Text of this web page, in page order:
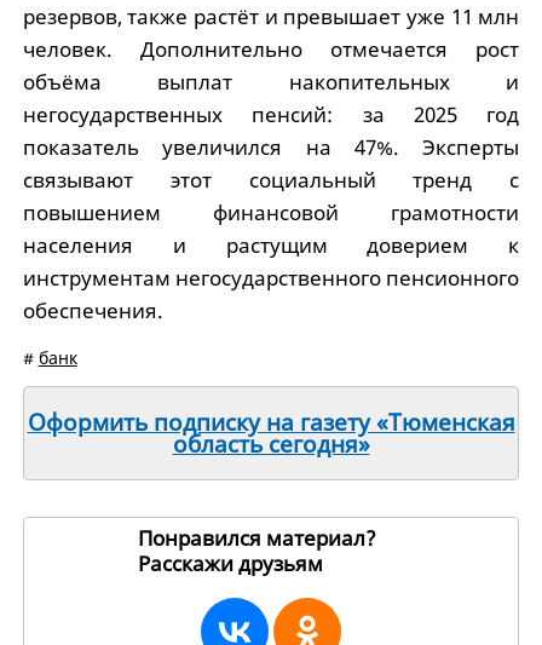
резервов, также растёт и превышает уже 11 млн
человек. Дополнительно отмечается рост
объёма выплат накопительных и
негосударственных пенсий: за 2025 год
показатель увеличился на 47%. Эксперты
связывают этот социальный тренд с
повышением финансовой грамотности
населения и растущим доверием к
инструментам негосударственного пенсионного
обеспечения.
# банк
Оформить подписку на газету «Тюменская
область сегодня»
Понравился материал?
Расскажи друзьям